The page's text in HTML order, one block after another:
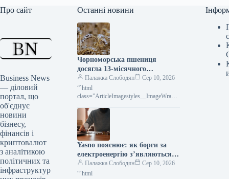
Про сайт
Business News
— діловий
портал, що
об'єднує
новини
бізнесу,
фінансів і
криптовалют
з аналітикою
політичних та
інфраструктур
Останні новини
Чорноморська пшениця
досягла 13-місячного
мінімуму: ціни стрімко
падають
Палажка Слободян
Сер 10, 2026
“`html
class=”ArticleImagestyles__ImageWrappe
чорноморську пшеницю досягли
найнижчої позначки за останній
рікПоказник Platts Milling
Yasno пояснює: як борги за
електроенергію з’являються,
навіть якщо вас немає вдома
Палажка Слободян
Сер 10, 2026
“`html